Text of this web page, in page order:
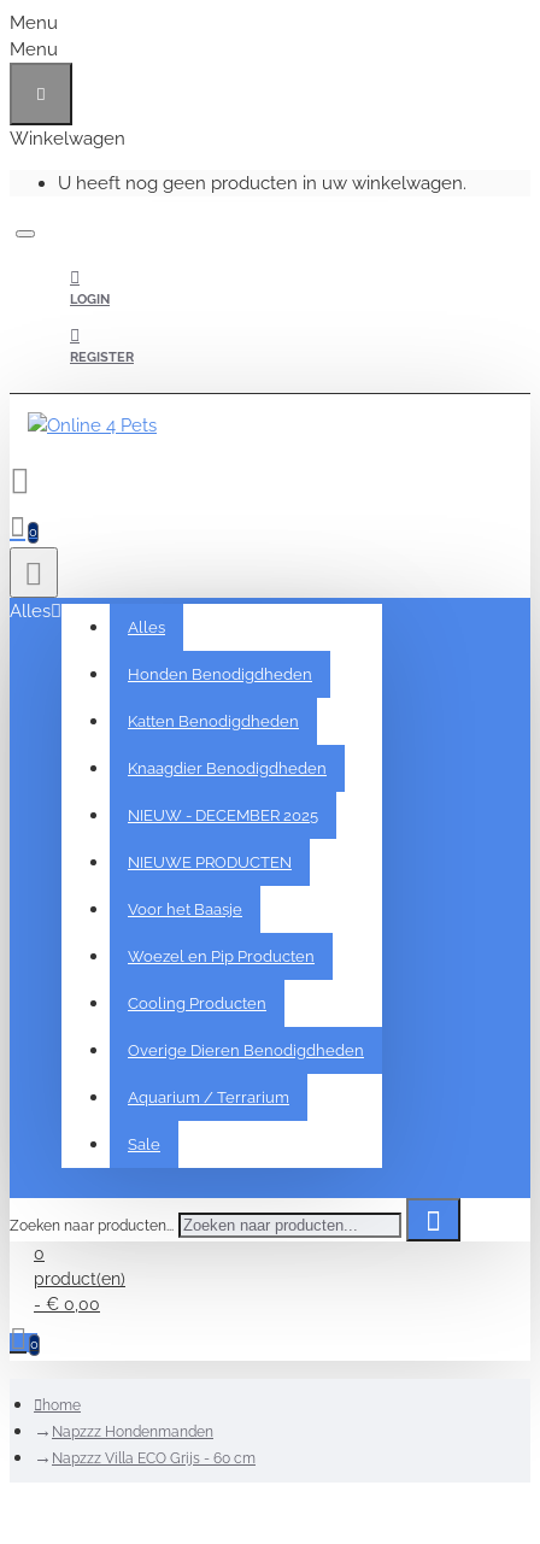
Menu
Menu
Winkelwagen
U heeft nog geen producten in uw winkelwagen.
LOGIN
REGISTER
0
Alles
Alles
Honden Benodigdheden
Katten Benodigdheden
Knaagdier Benodigdheden
NIEUW - DECEMBER 2025
NIEUWE PRODUCTEN
Voor het Baasje
Woezel en Pip Producten
Cooling Producten
Overige Dieren Benodigdheden
Aquarium / Terrarium
Sale
Zoeken naar producten...
0
product(en)
- € 0,00
0
home
Napzzz Hondenmanden
Napzzz Villa ECO Grijs - 60 cm